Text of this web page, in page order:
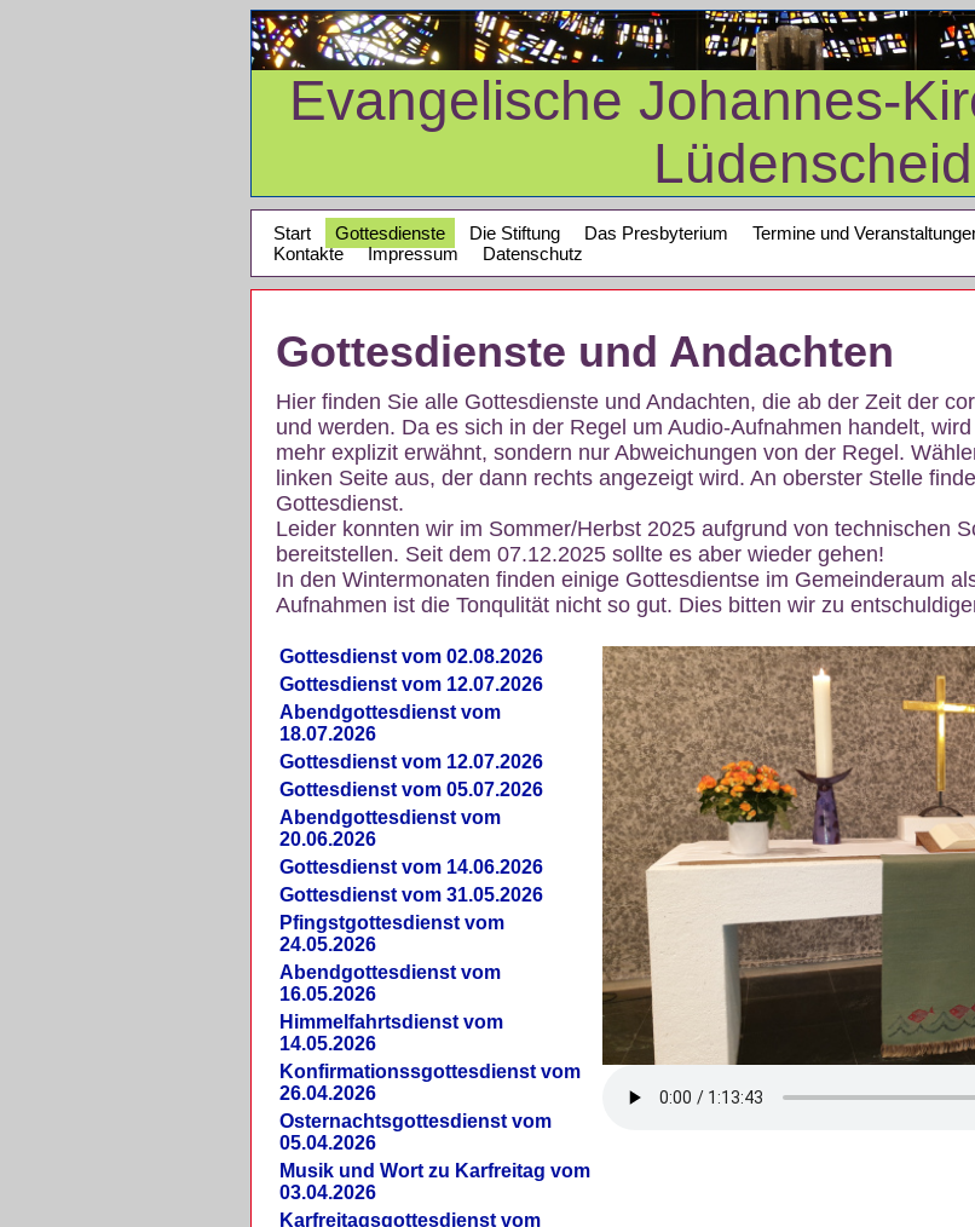
Evangelische Johannes-
Lüdenscheid
Start Gottesdienste Die Stiftung Das Presbyterium Termine und
Kontakte
Impressum Datenschutz
Gottesdienste und Andachten
Hier finden Sie alle Gottesdienste und Andachten, die ab der Zeit der
und werden. Da es sich in der Regel um Audio-Aufnahmen handelt,
mehr explizit erwähnt, sondern nur Abweichungen von der Regel.
linken Seite aus, der dann rechts angezeigt wird. An oberster Stelle
Gottesdienst.
Leider konnten wir im Sommer/Herbst 2025 aufgrund von technischen
bereitstellen. Seit dem 07.12.2025 sollte es aber wieder gehen!
In den Wintermonaten finden einige Gottesdientse im Gemeinderaum
Aufnahmen ist die Tonqulität nicht so gut. Dies bitten wir zu
Gottesdienst vom 02.08.2026
Gottesdienst vom 12.07.2026
Abendgottesdienst vom
18.07.2026
Gottesdienst vom 12.07.2026
Gottesdienst vom 05.07.2026
Abendgottesdienst vom
20.06.2026
Gottesdienst vom 14.06.2026
Gottesdienst vom 31.05.2026
Pfingstgottesdienst vom
24.05.2026
Abendgottesdienst vom
16.05.2026
Himmelfahrtsdienst vom
14.05.2026
Konfirmationssgottesdienst vom
26.04.2026
Osternachtsgottesdienst vom
05.04.2026
Musik und Wort zu Karfreitag vom
03.04.2026
Karfreitagsgottesdienst vom